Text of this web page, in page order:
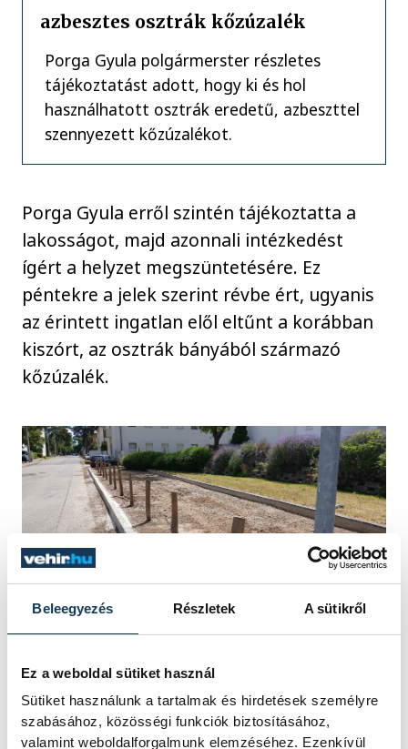
Beleegyezés Részletek A sütikről
Ez a weboldal sütiket használ
Sütiket használunk a tartalmak és hirdetések személyre
szabásához, közösségi funkciók biztosításához,
valamint weboldalforgalmunk elemzéséhez. Ezenkívül
azbesztes osztrák kőzúzalék
Porga Gyula polgármerster részletes
tájékoztatást adott, hogy ki és hol
használhatott osztrák eredetű, azbeszttel
szennyezett kőzúzalékot.
Porga Gyula erről szintén tájékoztatta a
lakosságot, majd azonnali intézkedést
ígért a helyzet megszüntetésére. Ez
péntekre a jelek szerint révbe ért, ugyanis
az érintett ingatlan elől eltűnt a korábban
kiszórt, az osztrák bányából származó
kőzúzalék.